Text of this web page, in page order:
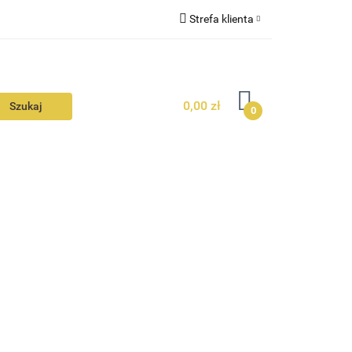
Strefa klienta
Dodaj zgłoszenie
0,00 zł 0